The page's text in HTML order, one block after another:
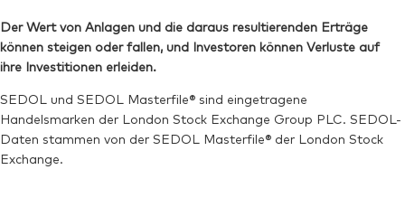
ISIN:IE000LRGEN55
Reuters:VRSD.L
SEDOL:BVYDFK6
Börsenticker: VRSD
Der Wert von Anlagen und die daraus resultierenden Erträge
können steigen oder fallen, und Investoren können Verluste auf
ihre Investitionen erleiden.
SEDOL und SEDOL Masterfile® sind eingetragene
Handelsmarken der London Stock Exchange Group PLC. SEDOL-
Daten stammen von der SEDOL Masterfile® der London Stock
Exchange.